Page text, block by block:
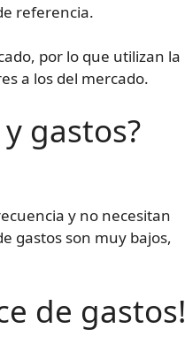
referencia.
por lo que utilizan la
a los del mercado.
gastos?
y no necesitan
gastos son muy bajos,
de gastos!